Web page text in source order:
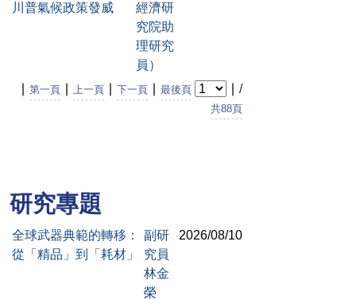
川普氣候政策發威
經濟研
究院助
理研究
員）
第一頁 上一頁 下一頁 最後頁 /
共88頁
研究專題
全球武器典範的轉移：
從「精品」到「耗材」
副研
究員
林金
榮
2026/08/10